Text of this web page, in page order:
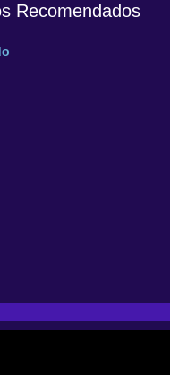
Recomendados